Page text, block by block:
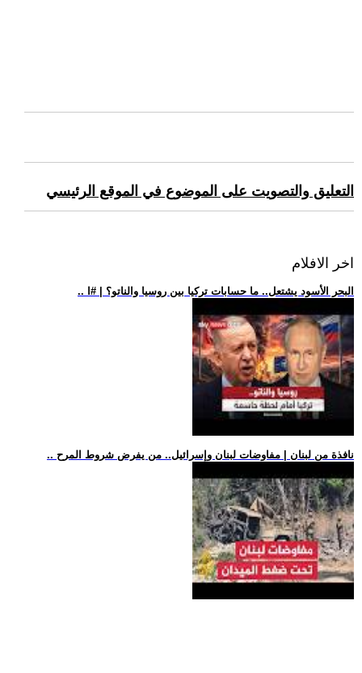
التعليق والتصويت على الموضوع في الموقع الرئيسي
اخر الافلام
.. البحر الأسود يشتعل.. ما حسابات تركيا بين روسيا والناتو؟ | #ا
.. نافذة من لبنان | مفاوضات لبنان وإسرائيل.. من يفرض شروط المرح